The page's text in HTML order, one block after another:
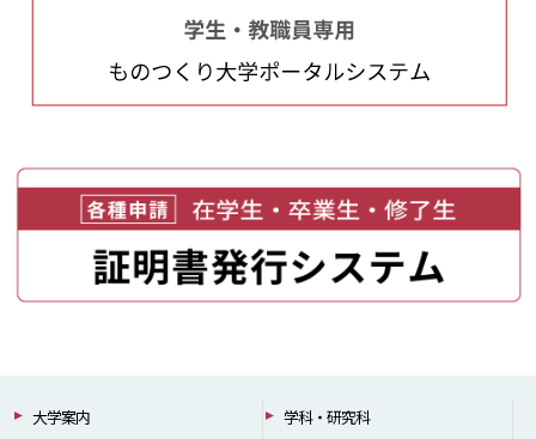
大学案内
学科・研究科